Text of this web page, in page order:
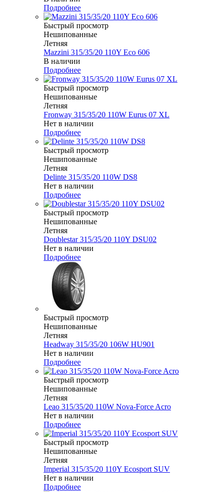
Подробнее
Быстрый просмотр
Нешипованные
Летняя
Mazzini 315/35/20 110Y Eco 606
В наличии
Подробнее
Быстрый просмотр
Нешипованные
Летняя
Fronway 315/35/20 110W Eurus 07 XL
Нет в наличии
Подробнее
Быстрый просмотр
Нешипованные
Летняя
Delinte 315/35/20 110W DS8
Нет в наличии
Подробнее
Быстрый просмотр
Нешипованные
Летняя
Doublestar 315/35/20 110Y DSU02
Нет в наличии
Подробнее
Быстрый просмотр
Нешипованные
Летняя
Headway 315/35/20 106W HU901
Нет в наличии
Подробнее
Быстрый просмотр
Нешипованные
Летняя
Leao 315/35/20 110W Nova-Force Acro
Нет в наличии
Подробнее
Быстрый просмотр
Нешипованные
Летняя
Imperial 315/35/20 110Y Ecosport SUV
Нет в наличии
Подробнее